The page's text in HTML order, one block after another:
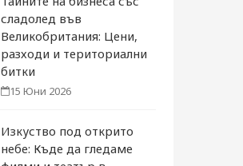
сладолед във
Великобритания: Цени,
разходи и териториални
битки
15 Юни 2026
Изкуство под открито
небе: Къде да гледаме